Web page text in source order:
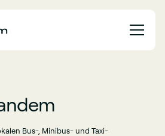
Bus-, Minibus- und Taxi-